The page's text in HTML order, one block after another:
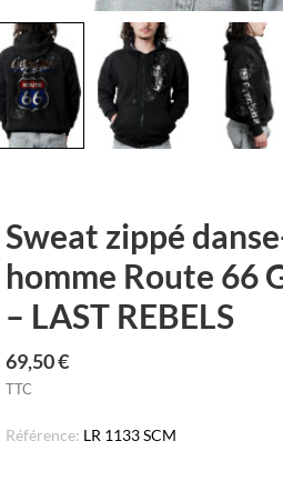
Sweat zippé
homme Route 66
– LAST REBELS
69,50 €
TTC
Référence: LR 1133 SCM